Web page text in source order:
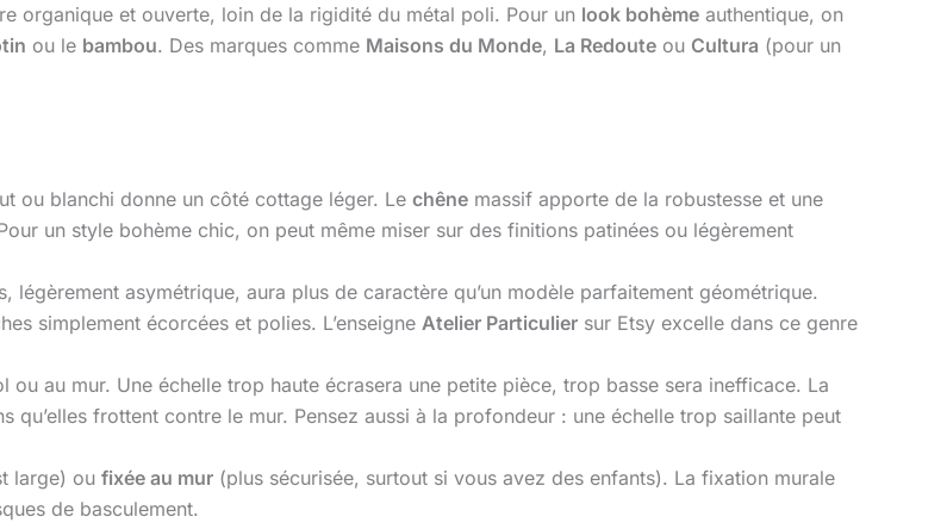
organique et ouverte, loin de la rigidité du métal poli. Pour un look bohème authentique, on
ou le bambou. Des marques comme Maisons du Monde, La Redoute ou Cultura (pour un
ou blanchi donne un côté cottage léger. Le chêne massif apporte de la robustesse et une
un style bohème chic, on peut même miser sur des finitions patinées ou légèrement
légèrement asymétrique, aura plus de caractère qu’un modèle parfaitement géométrique.
simplement écorcées et polies. L’enseigne Atelier Particulier sur Etsy excelle dans ce genre
ou au mur. Une échelle trop haute écrasera une petite pièce, trop basse sera inefficace. La
qu’elles frottent contre le mur. Pensez aussi à la profondeur : une échelle trop saillante peut
large) ou fixée au mur (plus sécurisée, surtout si vous avez des enfants). La fixation murale
de basculement.